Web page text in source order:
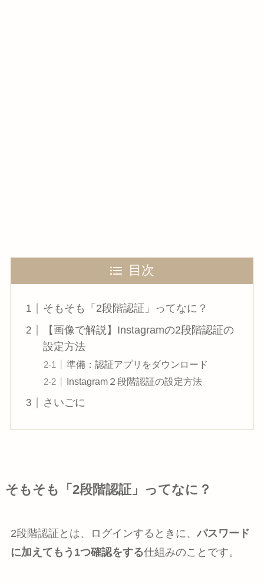
目次
そもそも「2段階認証」ってなに？
【画像で解説】Instagramの2段階認証の
設定方法
準備：認証アプリをダウンロード
Instagram２段階認証の設定方法
さいごに
そもそも「2段階認証」ってなに？
2段階認証とは、ログインするときに、 パスワード
に加えてもう1つ確認をする仕組みのことです。